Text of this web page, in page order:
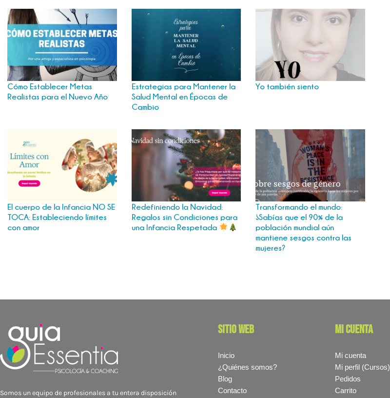
Cómo Establecer Metas
Realistas para el Nuevo Año
Estrategias para Mantener la
Salud Mental en Épocas de
Cambio
Yo también siento
El cuerpo de la Infancia NO SE
TOCA: Estableciendo límites
con amor
Redefiniendo la Navidad:
Regalos sin Condiciones para
una Infancia Respetada
Transformando el mundo:
¿Sabías que el 90% de la
población mundial aún
mantiene sesgos contra las
mujeres?
Somos un equipo de profesionales a tu entera disposición
sitio web
Inicio
¿Quiénes somos?
Blog
Contacto
mi cuenta
Mi cuenta
Mi perfil (Cursos)
Pedidos
Carrito